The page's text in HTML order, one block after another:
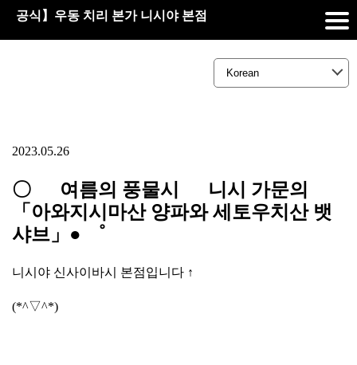
공식】우동 치리 본가 니시야 본점
2023.05.26
〇 여름의 풍물시 니시 가문의
「아와지시마산 양파와 세토우치산 뱃
샤브」● ゜
니시야 신사이바시 본점입니다 ↑
(*^▽^*)